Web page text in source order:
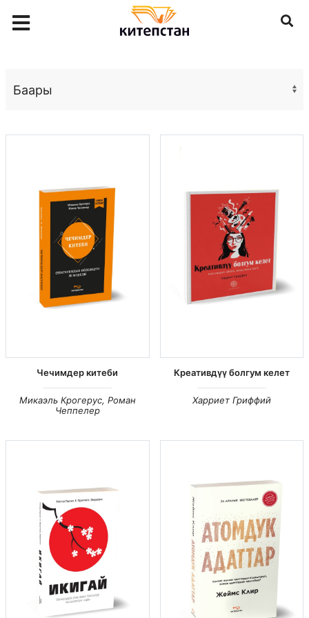
Чечимдер китеби
Микаэль Крогерус, Роман
Чеппелер
Креативдүү болгум келет
Харриет Гриффий